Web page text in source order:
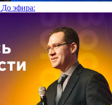
До эфира: